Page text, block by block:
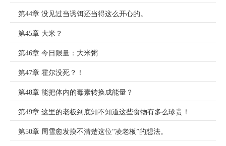
第44章 没见过当诱饵还当得这么开心的。
第45章 大米？
第46章 今日限量：大米粥
第47章 霍尔没死？！
第48章 能把体内的毒素转换成能量？
第49章 这里的老板到底知不知道这些食物有多么珍贵！
第50章 周雪愈发摸不清楚这位“凌老板”的想法。